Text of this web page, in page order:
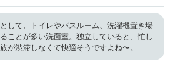
として、トイレやバスルーム、洗濯機置き場
ことが多い洗面室。独立していると、忙し
が渋滞しなくて快適そうですよね〜。